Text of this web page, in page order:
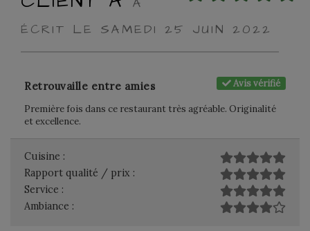
ÉCRIT LE SAMEDI 25 JUIN 2022
Avis vérifié
Retrouvaille entre amies
Première fois dans ce restaurant très agréable. Originalité
et excellence.
Cuisine :
Rapport qualité / prix :
Service :
Ambiance :